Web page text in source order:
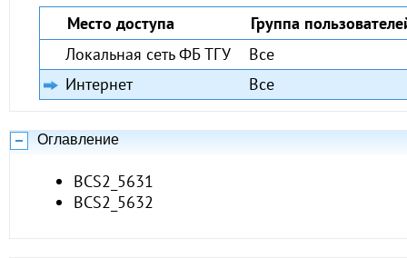
Место доступа
Группа
Локальная сеть ФБ ТГУ
Все
Интернет
Все
Оглавление
BCS2_5631
BCS2_5632